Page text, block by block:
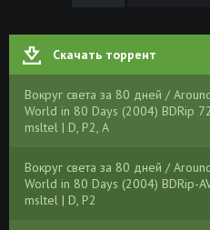
Скачать торрент
Вокруг света за 80 дней /
World in 80 Days (2004) BDRip
msltel | D, P2, A
Вокруг света за 80 дней /
World in 80 Days (2004) BDRip-
msltel | D, P2